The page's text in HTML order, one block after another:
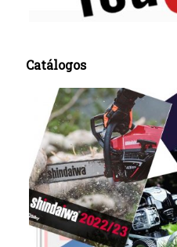
Catálogos